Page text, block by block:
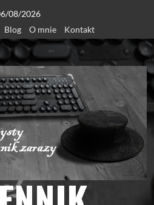
08/2026
Blog O mnie Kontakt